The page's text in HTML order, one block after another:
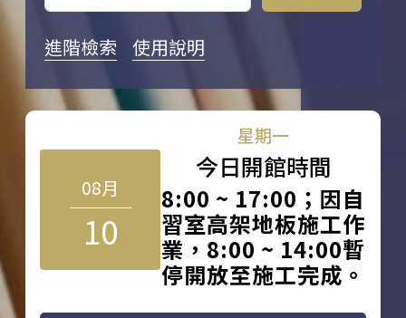
進階檢索 使用說明
08月
10
星期一
今日開館時間
8:00 ~ 17:00；因自
習室高架地板施工作
業，8:00 ~ 14:00暫
停開放至施工完成。